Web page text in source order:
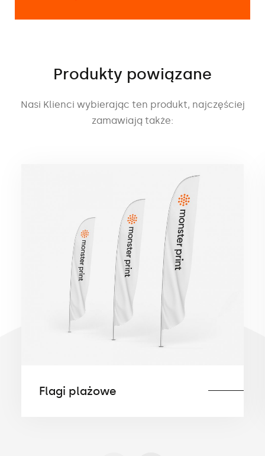
Produkty powiązane
Nasi Klienci wybierając ten produkt, najczęściej
zamawiają także:
Flagi plażowe